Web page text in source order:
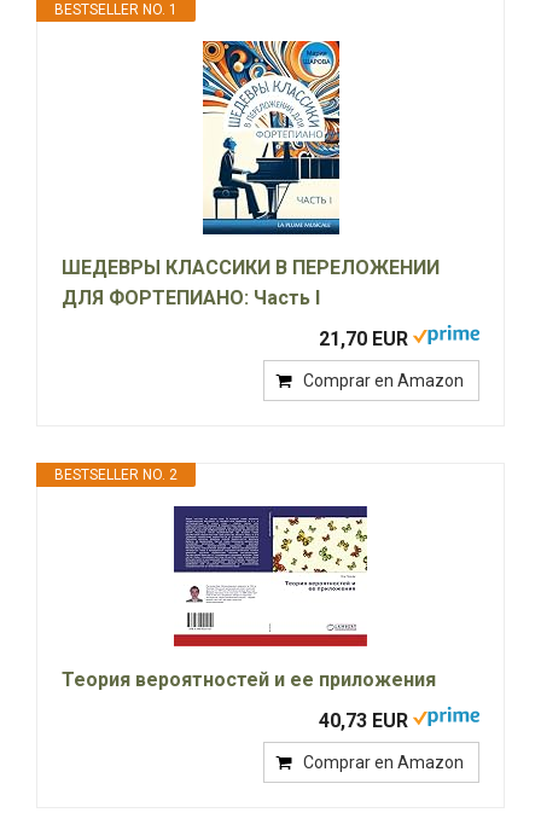
BESTSELLER NO. 1
ШЕДЕВРЫ КЛАССИКИ В ПЕРЕЛОЖЕНИИ
ДЛЯ ФОРТЕПИАНО: Часть I
21,70 EUR
Comprar en Amazon
BESTSELLER NO. 2
Теория вероятностей и ее приложения
40,73 EUR
Comprar en Amazon